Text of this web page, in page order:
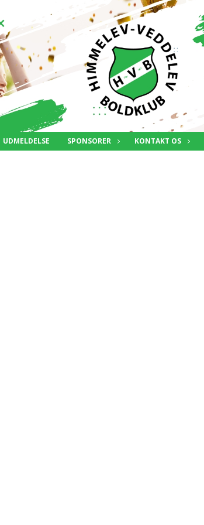
UDMELDELSE SPONSORER KONTAKT OS